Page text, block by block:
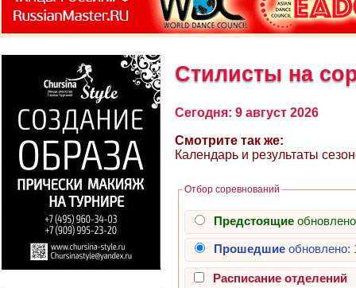
Стилисты на
Сегодня: 9 август 2026
Смотрите так же:
Календарь и результаты
Отбор соревнований
Предстоящие
Прошедшие обновлено:
Расписание отделений